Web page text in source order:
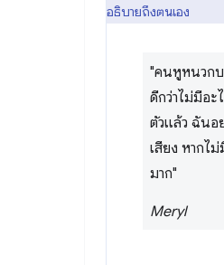
อธิบายถึงตนเอง
"คนหูหนวกบ
ดีกว่าไม่มีอะ
ตัวแล้ว ฉันอ
เสียง หากไ
มาก"
Meryl